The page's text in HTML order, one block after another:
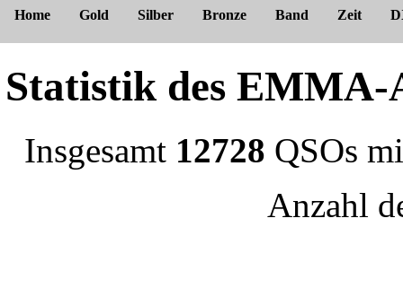
Home Gold Silber Bronze Band Zeit
Statistik des
Insgesamt 12728 QSOs
Anzahl